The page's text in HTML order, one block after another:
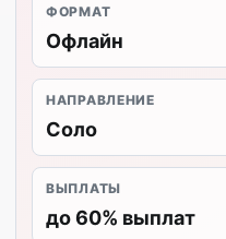
ФОРМАТ
Офлайн
НАПРАВЛЕНИЕ
Соло
ВЫПЛАТЫ
до 60% выплат